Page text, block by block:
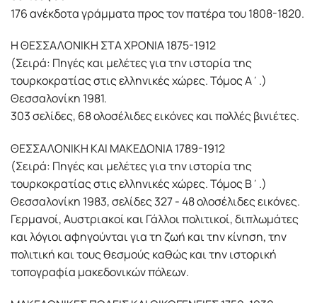
176 ανέκδοτα γράμματα προς τον πατέρα του 1808-1820.
Η ΘΕΣΣΑΛΟΝΙΚΗ ΣΤΑ ΧΡΟΝΙΑ 1875-1912
(Σειρά: Πηγές και μελέτες για την ιστορία της
τουρκοκρατίας στις ελληνικές χώρες. Τόμος Α΄.)
Θεσσαλονίκη 1981.
303 σελίδες, 68 ολοσέλιδες εικόνες και πολλές βινιέτες.
ΘΕΣΣΑΛΟΝΙΚΗ ΚΑΙ ΜΑΚΕΔΟΝΙΑ 1789-1912
(Σειρά: Πηγές και μελέτες για την ιστορία της
τουρκοκρατίας στις ελληνικές χώρες. Τόμος Β΄.)
Θεσσαλονίκη 1983, σελίδες 327 - 48 ολοσέλιδες εικόνες.
Γερμανοί, Αυστριακοί και Γάλλοι πολιτικοί, διπλωμάτες
και λόγιοι αφηγούνται για τη ζωή και την κίνηση, την
πολιτική και τους θεσμούς καθώς και την ιστορική
τοπογραφία μακεδονικών πόλεων.